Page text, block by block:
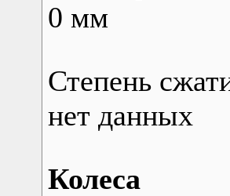
0 мм
Степень
нет данных
Колеса